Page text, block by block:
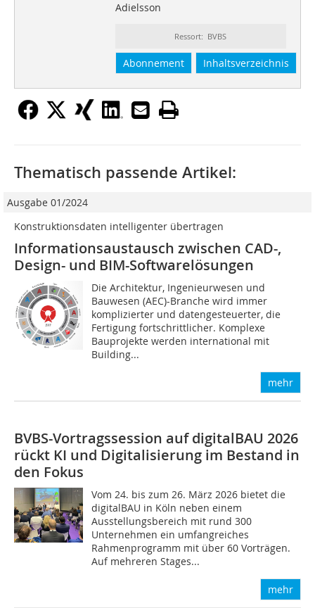
Adielsson
Ressort: BVBS
Abonnement Inhaltsverzeichnis
Thematisch passende Artikel:
Ausgabe 01/2024
Konstruktionsdaten intelligenter übertragen
Informationsaustausch zwischen CAD-,
Design- und BIM-Softwarelösungen
Die Architektur, Ingenieurwesen und
Bauwesen (AEC)-Branche wird immer
komplizierter und datengesteuerter, die
Fertigung fortschrittlicher. Komplexe
Bauprojekte werden international mit
Building...
mehr
BVBS-Vortragssession auf digitalBAU 2026
rückt KI und Digitalisierung im Bestand in
den Fokus
Vom 24. bis zum 26. März 2026 bietet die
digitalBAU in Köln neben einem
Ausstellungsbereich mit rund 300
Unternehmen ein umfangreiches
Rahmenprogramm mit über 60 Vorträgen.
Auf mehreren Stages...
mehr